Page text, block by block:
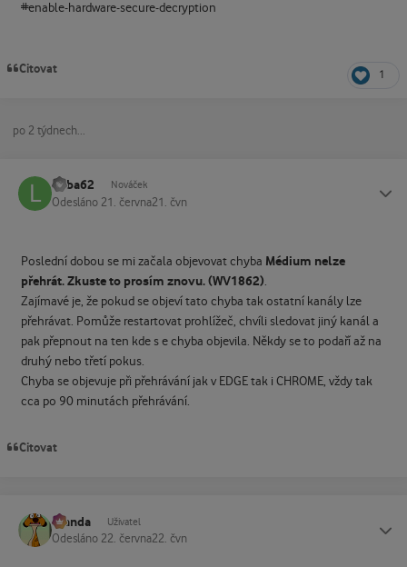
#enable-hardware-secure-decryption
Citovat 1
po 2 týdnech...
Luba62 Nováček
Odesláno 21. června21. čvn
Poslední dobou se mi začala objevovat chyba Médium nelze
přehrát. Zkuste to prosím znovu. (WV1862).
Zajímavé je, že pokud se objeví tato chyba tak ostatní kanály lze
přehrávat. Pomůže restartovat prohlížeč, chvíli sledovat jiný kanál a
pak přepnout na ten kde s e chyba objevila. Někdy se to podaří až na
druhý nebo třetí pokus.
Chyba se objevuje při přehrávání jak v EDGE tak i CHROME, vždy tak
cca po 90 minutách přehrávání.
Citovat
Standa Uživatel
Odesláno 22. června22. čvn